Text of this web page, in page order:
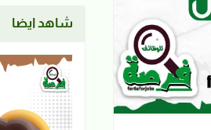
شاهد ايضا